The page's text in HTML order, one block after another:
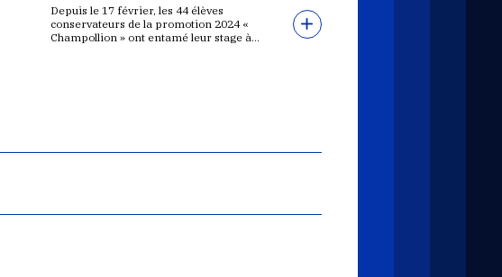
Depuis le 17 février, les 44 élèves
conservateurs de la promotion 2024 «
Champollion » ont entamé leur stage à…